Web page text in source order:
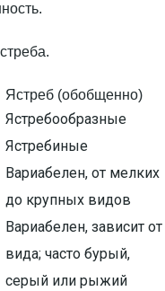
Ястреб (обобщенно)
Ястребообразные
Ястребиные
Вариабелен, от мелких
до крупных видов
Вариабелен, зависит от
вида; часто бурый,
серый или рыжий